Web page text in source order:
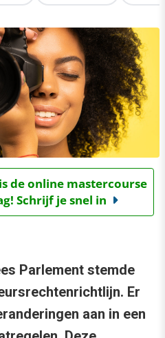
de online mastercourse
Schrijf je snel in
Parlement stemde
Er
aan in een